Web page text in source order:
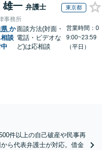
雄一 弁護士 東京都
事務所
県 か
相談
面談方法(対面・
電話・ビデオな
ど)は応相談
営業時間：0
9:00~23:59
（平日）
件以上の自己破産や民事再
ら代表弁護士が対応。借金